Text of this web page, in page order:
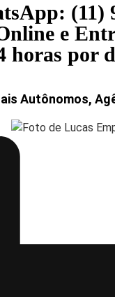
(11)
e
horas por
Autônomos,